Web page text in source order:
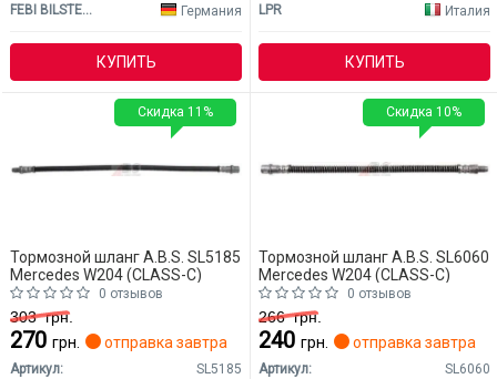
FEBI BILSTEIN
Германия
КУПИТЬ
LPR
Италия
КУПИТЬ
Тормозной шланг A.B.S. SL5185
Mercedes W204 (CLASS-C)
0 отзывов
303грн.
270 грн. отправка завтра
Артикул:
SL5185
Скидка 11%
Тормозной шланг A.B.S. SL6060
Mercedes W204 (CLASS-C)
0 отзывов
266грн.
240 грн. отправка завтра
Артикул:
SL6060
Скидка 10%